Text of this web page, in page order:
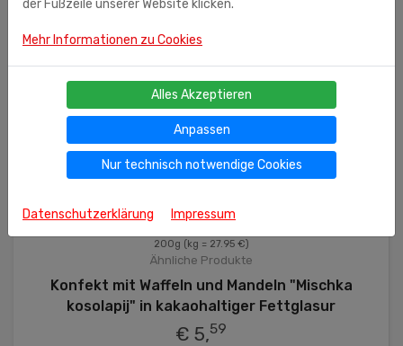
200g (kg = 27.95 €)
Ähnliche Produkte
Konfekt mit Waffeln und Mandeln "Mischka
kosolapij" in kakaohaltiger Fettglasur
€ 5,59
der Fußzeile unserer Website klicken.
Mehr Informationen zu Cookies
Alles Akzeptieren
Anpassen
Nur technisch notwendige Cookies
Datenschutzerklärung Impressum